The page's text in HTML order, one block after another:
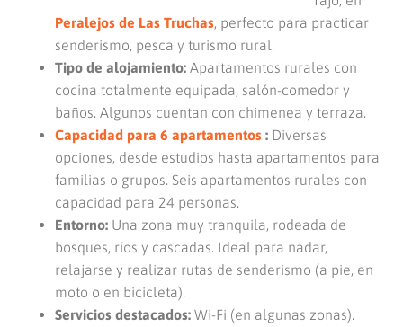
Peralejos de Las Truchas, perfecto para practicar
senderismo, pesca y turismo rural.
Tipo de alojamiento: Apartamentos rurales con
cocina totalmente equipada, salón-comedor y
baños. Algunos cuentan con chimenea y terraza.
Capacidad para 6 apartamentos : Diversas
opciones, desde estudios hasta apartamentos para
familias o grupos. Seis apartamentos rurales con
capacidad para 24 personas.
Entorno: Una zona muy tranquila, rodeada de
bosques, ríos y cascadas. Ideal para nadar,
relajarse y realizar rutas de senderismo (a pie, en
moto o en bicicleta).
Servicios destacados: Wi-Fi (en algunas zonas).